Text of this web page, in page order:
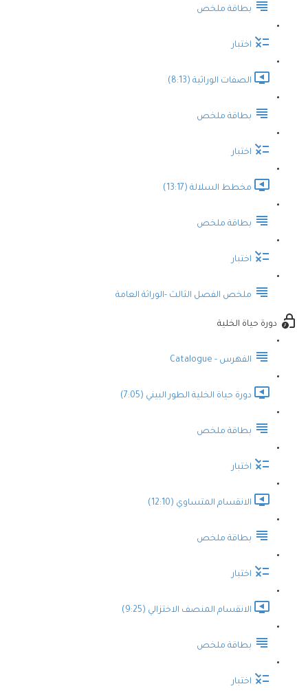
بطاقة ملخص
اختبار
الصفات الوراثية (8:13)
بطاقة ملخص
اختبار
مخطط السلالة (13:17)
بطاقة ملخص
اختبار
ملخص الفصل الثالث -الوراثة العامة
دورة حياة الخلية
الفهرس - Catalogue
دورة حياة الخلية الطور البيني (7:05)
بطاقة ملخص
اختبار
الانقسام المتساوي (12:10)
بطاقة ملخص
اختبار
الانقسام المنصف الاختزالي (9:25)
بطاقة ملخص
اختبار